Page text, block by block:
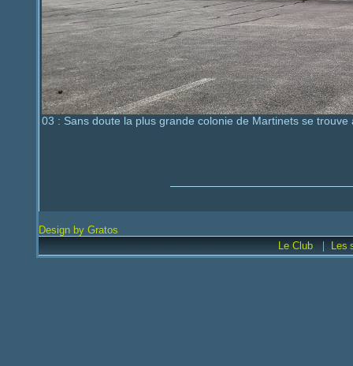
03 : Sans doute la plus grande colonie de Martinets se
Design by Gratos
Le Club
| Les